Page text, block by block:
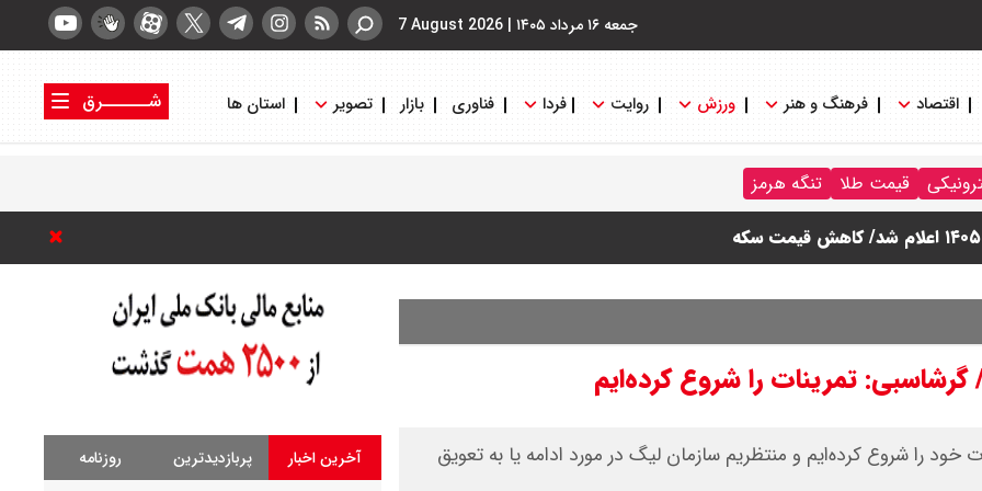
جمعه ۱۶ مرداد ۱۴۰۵ |
7 August 2026
اقتصاد فرهنگ و هنر ورزش روایت فردا فناوری بازار تصویر استان ها
شــــــرق
قیمت طلا تنگه هرمز
تمرینات را شروع کرده‌ایم
را شروع کرده‌ایم و منتظریم سازمان لیگ در مورد ادامه یا به تعویق
آخرین اخبار پربازدیدترین روزنامه